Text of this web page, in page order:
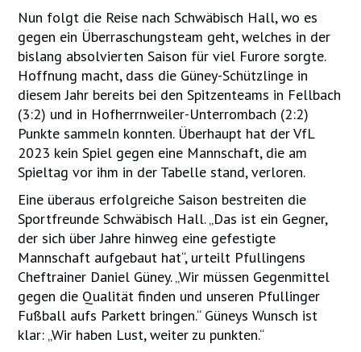
Nun folgt die Reise nach Schwäbisch Hall, wo es
gegen ein Überraschungsteam geht, welches in der
bislang absolvierten Saison für viel Furore sorgte.
Hoffnung macht, dass die Güney-Schützlinge in
diesem Jahr bereits bei den Spitzenteams in Fellbach
(3:2) und in Hofherrnweiler-Unterrombach (2:2)
Punkte sammeln konnten. Überhaupt hat der VfL
2023 kein Spiel gegen eine Mannschaft, die am
Spieltag vor ihm in der Tabelle stand, verloren.
Eine überaus erfolgreiche Saison bestreiten die
Sportfreunde Schwäbisch Hall. „Das ist ein Gegner,
der sich über Jahre hinweg eine gefestigte
Mannschaft aufgebaut hat“, urteilt Pfullingens
Cheftrainer Daniel Güney. „Wir müssen Gegenmittel
gegen die Qualität finden und unseren Pfullinger
Fußball aufs Parkett bringen.“ Güneys Wunsch ist
klar: „Wir haben Lust, weiter zu punkten.“